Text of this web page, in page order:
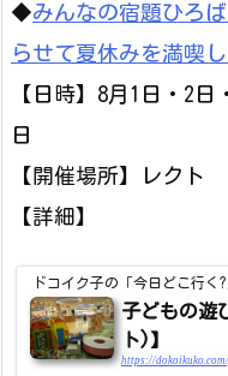
◆みんなの宿題ひろ
らせて夏休みを満喫
【日時】8月1日・2日
日
【開催場所】レクト
【詳細】
ドコイク子の「今日どこ行く?
子どもの遊
ト)】
https://